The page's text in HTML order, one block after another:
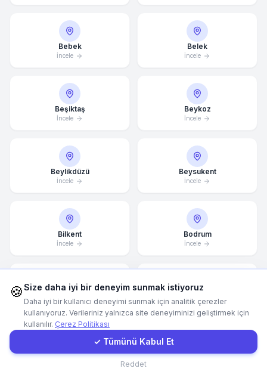
Bebek
İncele
Belek
İncele
Beşiktaş
İncele
Beykoz
İncele
Beylikdüzü
İncele
Beysukent
İncele
Bilkent
İncele
Bodrum
İncele
Bomonti
İncele
Bornova
İncele
Ortalama Yanıt Süresi: 15 Dakika
İletişim Formu
🍪Size daha iyi bir deneyim sunmak istiyoruz
Daha iyi bir kullanıcı deneyimi sunmak için analitik çerezler
kullanıyoruz. Verileriniz yalnızca site deneyiminizi geliştirmek için
kullanılır. Çerez Politikası
✓ Tümünü Kabul Et
Reddet